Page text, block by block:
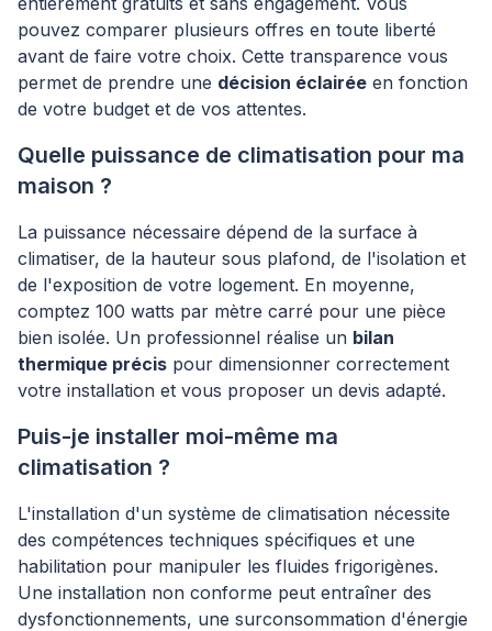
pouvez comparer plusieurs offres en toute liberté
avant de faire votre choix. Cette transparence vous
permet de prendre une décision éclairée en fonction
de votre budget et de vos attentes.
Quelle puissance de climatisation pour ma
maison ?
La puissance nécessaire dépend de la surface à
climatiser, de la hauteur sous plafond, de l'isolation et
de l'exposition de votre logement. En moyenne,
comptez 100 watts par mètre carré pour une pièce
bien isolée. Un professionnel réalise un bilan
thermique précis pour dimensionner correctement
votre installation et vous proposer un devis adapté.
Puis-je installer moi-même ma
climatisation ?
L'installation d'un système de climatisation nécessite
des compétences techniques spécifiques et une
habilitation pour manipuler les fluides frigorigènes.
Une installation non conforme peut entraîner des
dysfonctionnements, une surconsommation d'énergie